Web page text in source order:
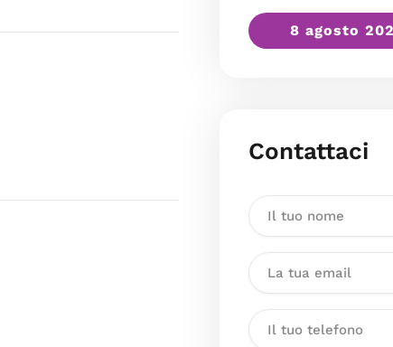
8 agosto
Contattaci